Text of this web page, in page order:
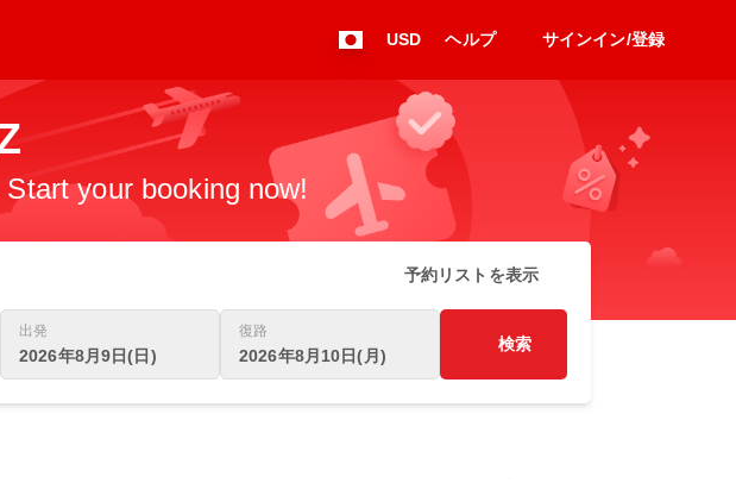
USD ヘルプ サインイン/登録
your booking now!
予約リストを表示
出発
2026年8月9日(日)
復路
2026年8月10日(月)
検索